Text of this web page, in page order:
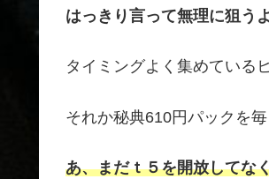
はっきり言って無理に狙う
タイミングよく集めている
それか秘典610円パックを毎
あ、まだｔ５を開放してな